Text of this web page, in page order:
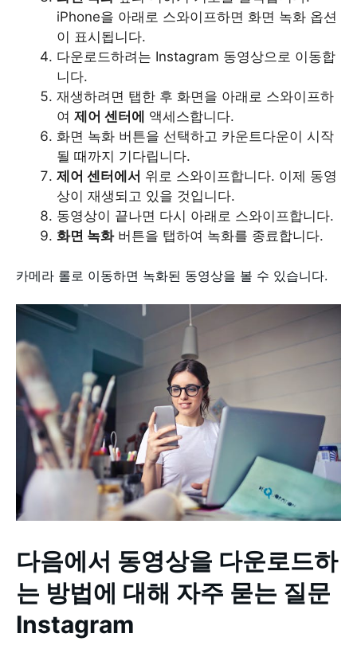
iPhone을 아래로 스와이프하면 화면 녹화 옵션
이 표시됩니다.
다운로드하려는 Instagram 동영상으로 이동합
니다.
재생하려면 탭한 후 화면을 아래로 스와이프하
여 제어 센터에 액세스합니다.
화면 녹화 버튼을 선택하고 카운트다운이 시작
될 때까지 기다립니다.
제어 센터에서 위로 스와이프합니다. 이제 동영
상이 재생되고 있을 것입니다.
동영상이 끝나면 다시 아래로 스와이프합니다.
화면 녹화버튼을 탭하여 녹화를 종료합니다.
카메라 롤로 이동하면 녹화된 동영상을 볼 수 있습니다.
다음에서 동영상을 다운로드하
는 방법에 대해 자주 묻는 질문
Instagram